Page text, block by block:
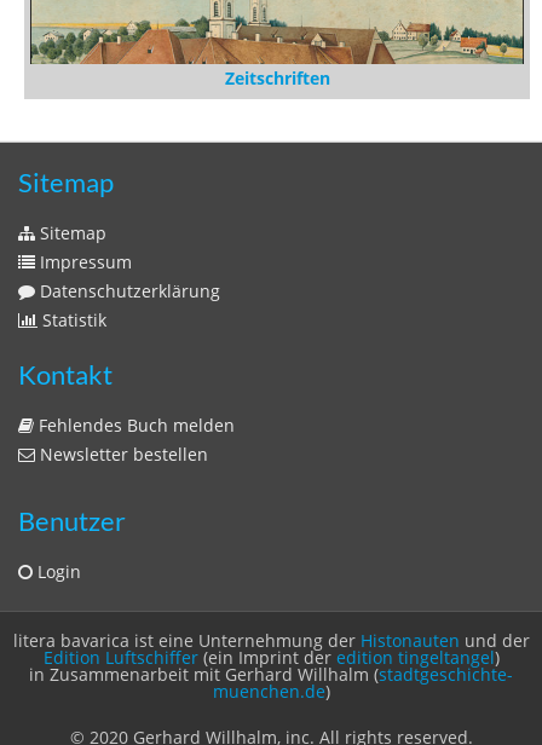
Sitemap
Sitemap
Statistik
Kontakt
Fehlendes Buch melden
Newsletter bestellen
Benutzer